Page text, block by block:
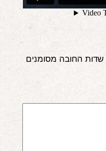
שדות החובה מסומנים